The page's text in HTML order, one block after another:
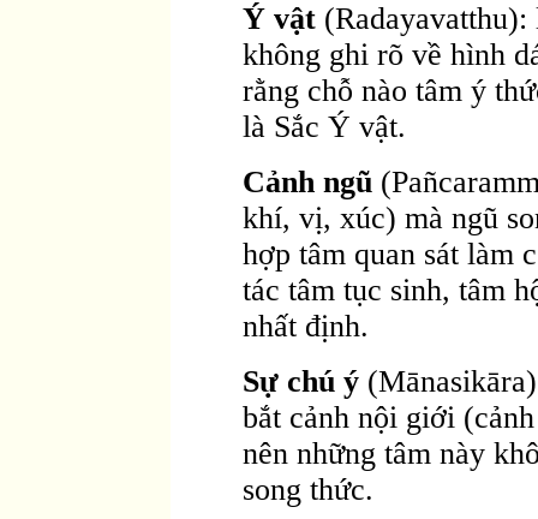
Ý vật(Radayavatthu):
không ghi rõ về hình
rằng chỗ nào tâm ý
là Sắc Ý vật.
Cảnh ngũ
khí, vị, xúc) mà ngũ
hợp tâm quan sát làm
tác tâm tục sinh, tâm
nhất định.
Sự chú ý
bắt cảnh nội giới
nên những tâm này
song thức.